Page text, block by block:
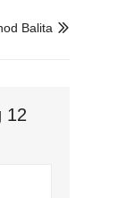

Balita
12